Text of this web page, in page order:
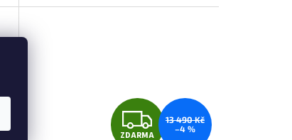
Z
ZDARMA
13 490 Kč
–4 %